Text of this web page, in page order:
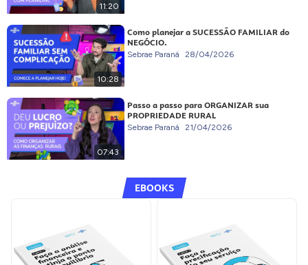
11:20
10:28
Como planejar a SUCESSÃO FAMILIAR do
NEGÓCIO.
Sebrae Paraná 28/04/2026
07:43
Passo a passo para ORGANIZAR sua
PROPRIEDADE RURAL
Sebrae Paraná 21/04/2026
EBOOKS